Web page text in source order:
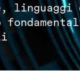
linguaggi